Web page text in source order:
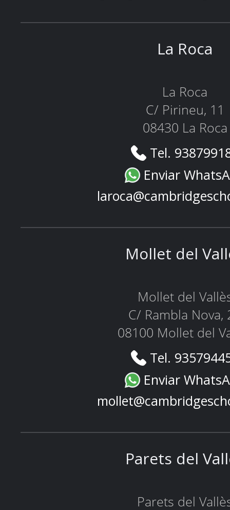
La Roca
La Roca
C/ Pirineu, 11
08430 La Roca
Tel.
Enviar
Mollet del
Mollet del
C/ Rambla Nova,
08100 Mollet del
Tel.
Enviar
Parets del
Parets del